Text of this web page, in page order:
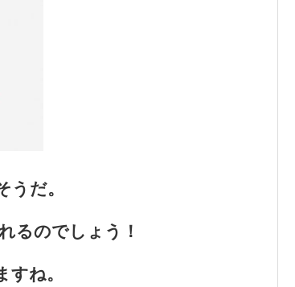
だ。
るのでしょう！
ね。